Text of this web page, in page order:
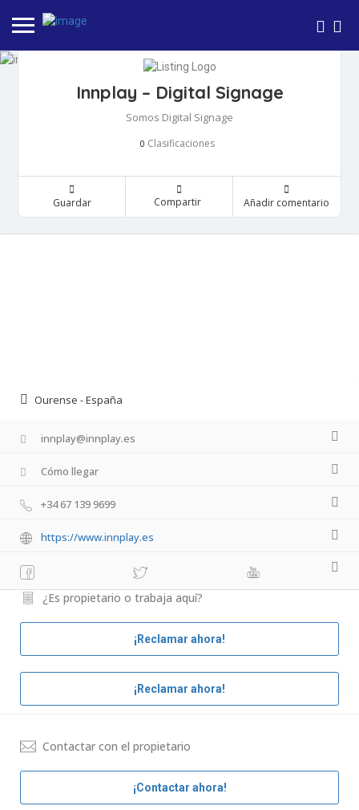
Innplay – Digital Signage
Somos Digital Signage
0 Clasificaciones
Guardar Compartir Añadir comentario
Ourense - España
innplay@innplay.es
Cómo llegar
+34 67 139 9699
https://www.innplay.es
¿Es propietario o trabaja aquí?
¡Reclamar ahora!
¡Reclamar ahora!
Contactar con el propietario
¡Contactar ahora!